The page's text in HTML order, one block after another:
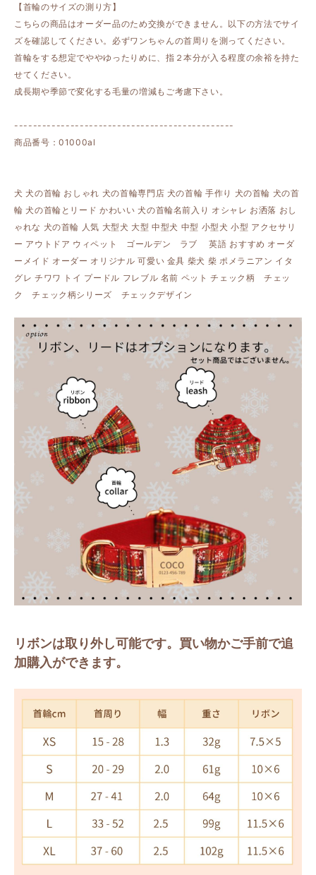
【首輪のサイズの測り方】
こちらの商品はオーダー品のため交換ができません。以下の方法でサイ
ズを確認してください。必ずワンちゃんの首周りを測ってください。
首輪をする想定でややゆったりめに、指２本分が入る程度の余裕を持た
せてください。
成長期や季節で変化する毛量の増減もご考慮下さい。
-----------------------------------------------
商品番号：01000al
犬 犬の首輪 おしゃれ 犬の首輪専門店 犬の首輪 手作り 犬の首輪 犬の首
輪 犬の首輪とリード かわいい 犬の首輪名前入り オシャレ お洒落 おし
ゃれな 犬の首輪 人気 大型犬 大型 中型犬 中型 小型犬 小型 アクセサリ
ー アウトドア ウィペット ゴールデン ラブ 英語 おすすめ オーダ
ーメイド オーダー オリジナル 可愛い 金具 柴犬 柴 ポメラニアン イタ
グレ チワワ トイ プードル フレブル 名前 ペット チェック柄 チェッ
ク チェック柄シリーズ チェックデザイン
リボンは取り外し可能です。買い物かご手前で追
加購入ができます。